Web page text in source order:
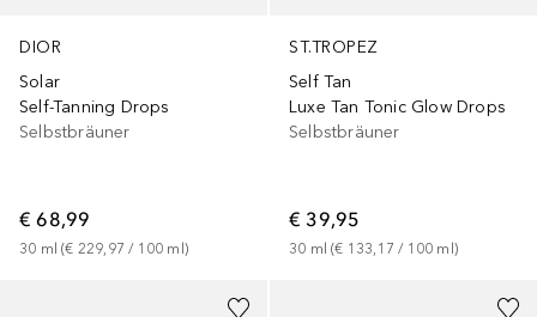
DIOR
Solar
Self-Tanning Drops
Selbstbräuner
€ 68,99
30 ml (€ 229,97 / 100 ml )
ST.TROPEZ
Self Tan
Luxe Tan Tonic Glow Drops
Selbstbräuner
€ 39,95
30 ml (€ 133,17 / 100 ml )